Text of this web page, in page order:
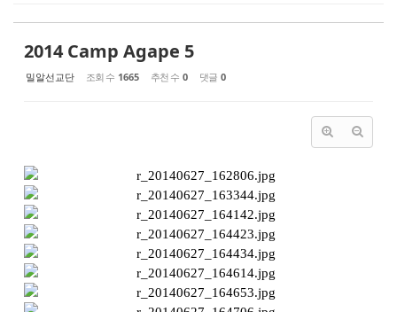
2014 Camp Agape 5
밀알선교단 조회 수 1665 추천 수 0 댓글 0